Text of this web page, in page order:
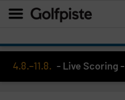
4.8.–11.8. - Live Scoring -